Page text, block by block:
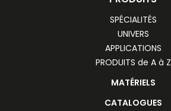
SPÉCIALITÉS
UNIVERS
APPLICATIONS
PRODUITS de A à Z
MATÉRIELS
CATALOGUES